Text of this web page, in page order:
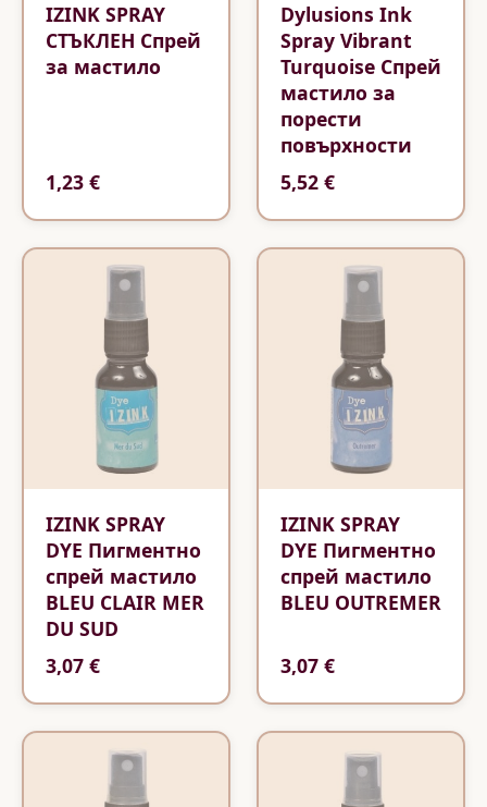
IZINK SPRAY
СТЪКЛЕН Спрей
за мастило
1,23 €
Dylusions Ink
Spray Vibrant
Turquoise Спрей
мастило за
порести
повърхности
5,52 €
IZINK SPRAY
DYE Пигментно
спрей мастило
BLEU CLAIR MER
DU SUD
3,07 €
IZINK SPRAY
DYE Пигментно
спрей мастило
BLEU OUTREMER
3,07 €